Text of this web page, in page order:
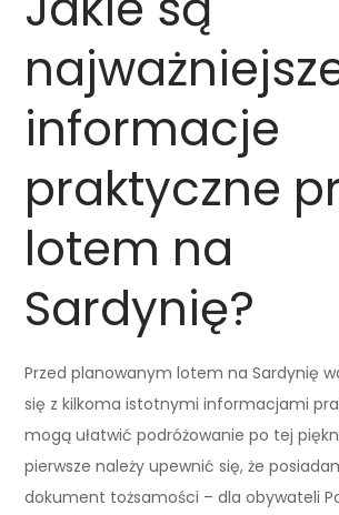
informacje
praktyczne
lotem na
Sardynię?
Przed planowanym lotem na Sardynię
się z kilkoma istotnymi informacjami
mogą ułatwić podróżowanie po tej
pierwsze należy upewnić się, że
dokument tożsamości – dla obywateli